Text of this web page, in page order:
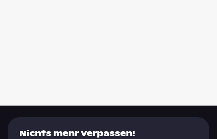
Nichts mehr verpassen!